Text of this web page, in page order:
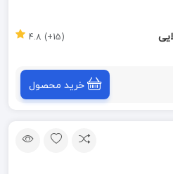
(15+) 4.8
خرید محصول